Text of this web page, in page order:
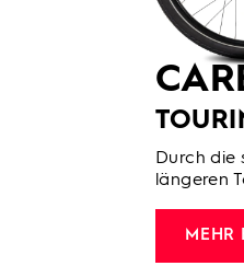
Durch die
längeren
MEHR